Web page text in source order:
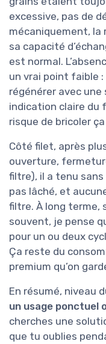
excessive, pas de
mécaniquement, la
sa capacité
est normal.
un vrai point faible
régénérer avec
indication claire du
risque de bricoler
Côté filet, après
ouverture,
filtre), il a tenu sans
pas lâché, et
filtre. À long terme,
souvent, je pense
pour un ou deux
Ça reste du
premium qu’on
En résumé, niveau
un usage ponctuel
cherches une
que tu oublies